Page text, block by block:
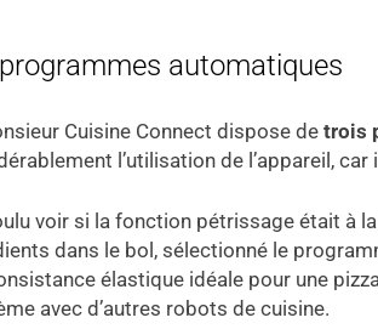
automatiques
Cuisine Connect dispose de trois
l’utilisation de l’appareil,
voir si la fonction pétrissage était à
dans le bol, sélectionné le
élastique idéale pour une
avec d’autres robots de cuisine.